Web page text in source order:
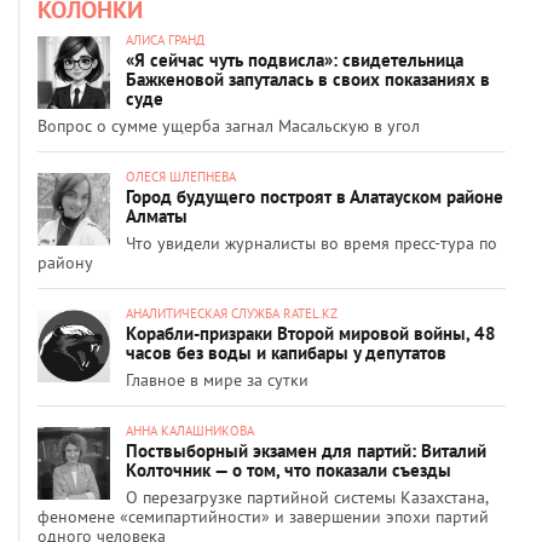
КОЛОНКИ
АЛИСА ГРАНД
«Я сейчас чуть подвисла»: свидетельница
Бажкеновой запуталась в своих показаниях в
суде
Вопрос о сумме ущерба загнал Масальскую в угол
ОЛЕСЯ ШЛЕПНЕВА
Город будущего построят в Алатауском районе
Алматы
Что увидели журналисты во время пресс-тура по
району
АНАЛИТИЧЕСКАЯ СЛУЖБА RATEL.KZ
Корабли-призраки Второй мировой войны, 48
часов без воды и капибары у депутатов
Главное в мире за сутки
АННА КАЛАШНИКОВА
Поствыборный экзамен для партий: Виталий
Колточник — о том, что показали съезды
О перезагрузке партийной системы Казахстана,
феномене «семипартийности» и завершении эпохи партий
одного человека